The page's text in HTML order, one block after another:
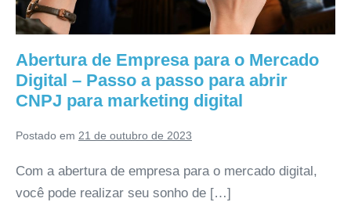
Abertura de Empresa para o Mercado
Digital – Passo a passo para abrir
CNPJ para marketing digital
Postado em 21 de outubro de 2023
Com a abertura de empresa para o mercado digital,
você pode realizar seu sonho de […]